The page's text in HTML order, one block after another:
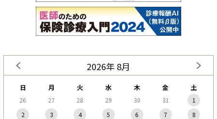
2026年 8月
日 月 火 水 木 金 土
26 27 28 29 30 31
1
2
3 4 5 6 7
8